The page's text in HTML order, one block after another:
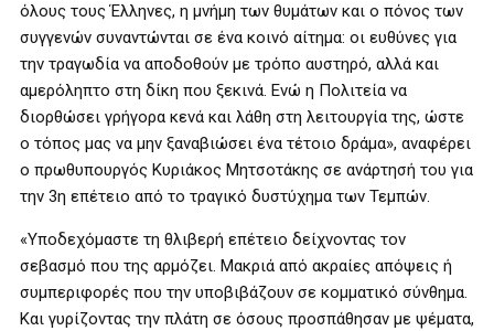
όλους τους Έλληνες, η μνήμη των θυμάτων και ο πόνος των
συγγενών συναντώνται σε ένα κοινό αίτημα: οι ευθύνες για
την τραγωδία να αποδοθούν με τρόπο αυστηρό, αλλά και
αμερόληπτο στη δίκη που ξεκινά. Ενώ η Πολιτεία να
διορθώσει γρήγορα κενά και λάθη στη λειτουργία της, ώστε
ο τόπος μας να μην ξαναβιώσει ένα τέτοιο δράμα», αναφέρει
ο πρωθυπουργός Κυριάκος Μητσοτάκης σε ανάρτησή του για
την 3η επέτειο από το τραγικό δυστύχημα των Τεμπών.
«Υποδεχόμαστε τη θλιβερή επέτειο δείχνοντας τον
σεβασμό που της αρμόζει. Μακριά από ακραίες απόψεις ή
συμπεριφορές που την υποβιβάζουν σε κομματικό σύνθημα.
Και γυρίζοντας την πλάτη σε όσους προσπάθησαν με ψέματα,